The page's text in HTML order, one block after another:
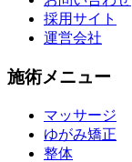
採用サイト
運営会社
施術メニュー
マッサージ
ゆがみ矯正
整体